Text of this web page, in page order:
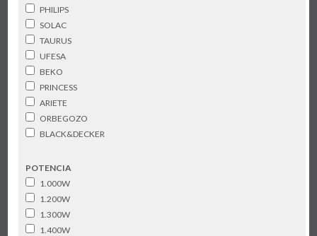
PHILIPS
SOLAC
TAURUS
UFESA
BEKO
PRINCESS
ARIETE
ORBEGOZO
BLACK&DECKER
POTENCIA
1.000W
1.200W
1.300W
1.400W